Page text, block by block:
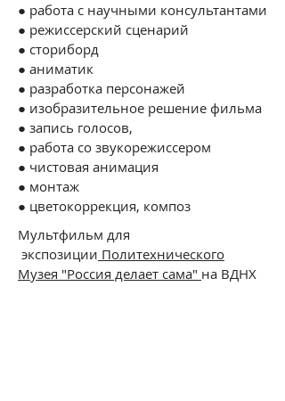
Мультфильм для
экспозиции Политехнического
Музея "Россия делает сама" на ВДНХ
● работа с научными консультантами
● режиссерский сценарий
● сториборд
● аниматик
● разработка персонажей
● изобразительное решение фильма
● запись голосов,
● работа со звукорежиссером
● чистовая анимация
● монтаж
● цветокоррекция, композ